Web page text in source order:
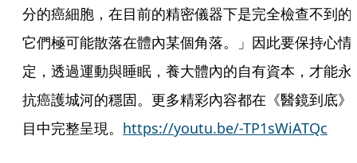
分的癌細胞，在目前的精密儀器下是完全檢查不到的
它們極可能散落在體內某個角落。」因此要保持心情
定，透過運動與睡眠，養大體內的自有資本，才能永
抗癌護城河的穩固。更多精彩內容都在《醫鏡到底》
目中完整呈現。 https://youtu.be/-TP1sWiATQc